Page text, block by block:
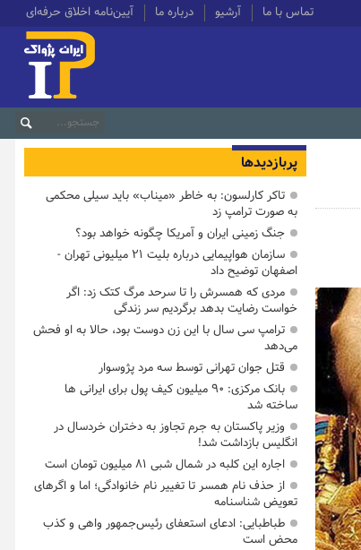
تماس با ما آرشیو درباره ما آیین‌نامه اخلاق حرفه‌ای
پربازدیدها
تاکر کارلسون: به خاطر «میناب» باید سیلی محکمی
به صورت ترامپ زد
جنگ زمینی ایران و آمریکا چگونه خواهد بود؟
سازمان هواپیمایی درباره بلیت ۲۱ میلیونی تهران -
اصفهان توضیح داد
مردی که همسرش را تا سرحد مرگ کتک زد: اگر
خواست رضایت بدهد برگردیم سر زندگی
ترامپ سی سال با این زن دوست بود، حالا به او فحش
می‌دهد
قتل جوان تهرانی توسط سه مرد پژوسوار
بانک مرکزی: ۹۰ میلیون کیف پول برای ایرانی ها
ساخته شد
وزیر پاکستان به جرم تجاوز به دختران خردسال در
انگلیس بازداشت شد!
اجاره این کلبه در شمال شبی ۸۱ میلیون تومان است
از حذف نام همسر تا تغییر نام خانوادگی؛ اما و اگرهای
تعویض شناسنامه
طباطبایی: ادعای استعفای رئیس‌جمهور واهی و کذب
محض است